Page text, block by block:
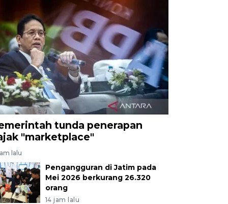
tunda penerapan
"marketplace"
lalu
Pengangguran di Jatim pada
Mei 2026 berkurang 26.320
orang
14 jam lalu